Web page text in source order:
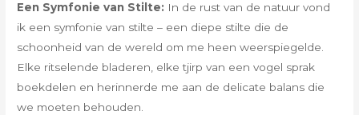
Een Symfonie van Stilte: In de rust van de natuur vond
ik een symfonie van stilte – een diepe stilte die de
schoonheid van de wereld om me heen weerspiegelde.
Elke ritselende bladeren, elke tjirp van een vogel sprak
boekdelen en herinnerde me aan de delicate balans die
we moeten behouden.